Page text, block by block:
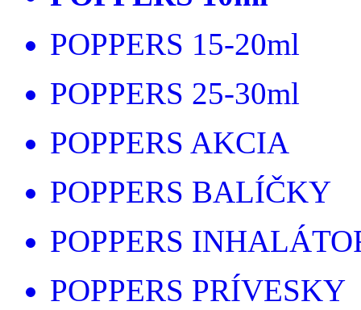
POPPERS 15-20ml
POPPERS 25-30ml
POPPERS AKCIA
POPPERS BALÍČKY
POPPERS
POPPERS PRÍVESKY